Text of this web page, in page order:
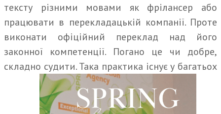
тексту різними мовами як фрілансер або
працювати в перекладацькій компанії. Проте
виконати офіційний переклад над його
законної компетенції. Погано це чи добре,
складно судити. Така практика існує у багатьох